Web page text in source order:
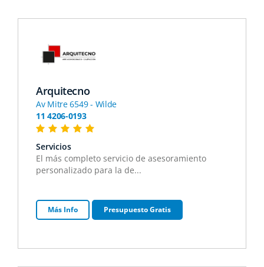
Arquitecno
Av Mitre 6549 - Wilde
11 4206-0193
Servicios
El más completo servicio de asesoramiento
personalizado para la de...
Más Info Presupuesto Gratis